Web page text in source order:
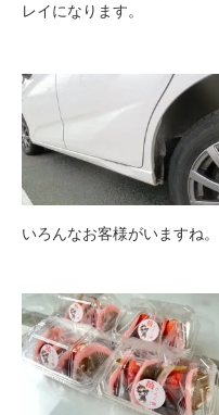
レイになります。
いろんなお客様がいますね。